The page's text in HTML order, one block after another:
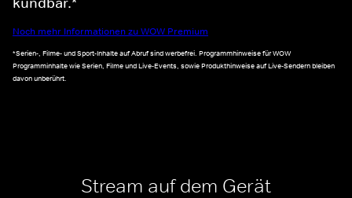
Noch mehr Informationen zu WOW Premium
*Serien-, Filme- und Sport-Inhalte auf Abruf sind werbefrei. Programmhinweise für WOW
Programminhalte wie Serien, Filme und Live-Events, sowie Produkthinweise auf Live-Sendern bleiben
davon unberührt.
Stream auf dem Gerät